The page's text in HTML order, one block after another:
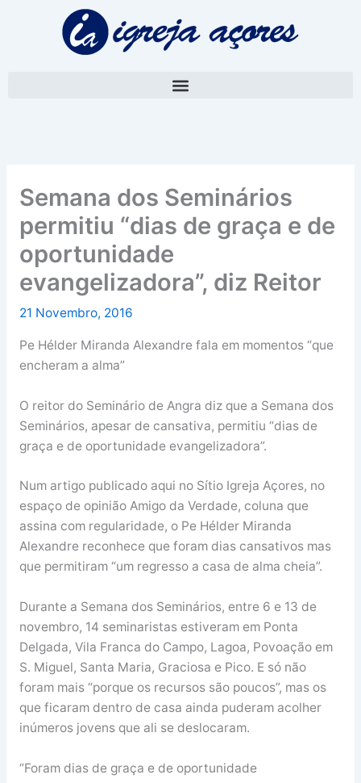
Semana dos Seminários
permitiu “dias de graça e de
oportunidade
evangelizadora”, diz Reitor
21 Novembro, 2016
Pe Hélder Miranda Alexandre fala em momentos “que
encheram a alma”
O reitor do Seminário de Angra diz que a Semana dos
Seminários, apesar de cansativa, permitiu “dias de
graça e de oportunidade evangelizadora”.
Num artigo publicado aqui no Sítio Igreja Açores, no
espaço de opinião Amigo da Verdade, coluna que
assina com regularidade, o Pe Hélder Miranda
Alexandre reconhece que foram dias cansativos mas
que permitiram “um regresso a casa de alma cheia”.
Durante a Semana dos Seminários, entre 6 e 13 de
novembro, 14 seminaristas estiveram em Ponta
Delgada, Vila Franca do Campo, Lagoa, Povoação em
S. Miguel, Santa Maria, Graciosa e Pico. E só não
foram mais “porque os recursos são poucos”, mas os
que ficaram dentro de casa ainda puderam acolher
inúmeros jovens que ali se deslocaram.
“Foram dias de graça e de oportunidade